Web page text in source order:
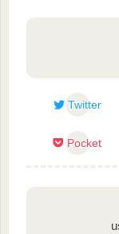
Twitter https://
Km…
Twitter
Pocket